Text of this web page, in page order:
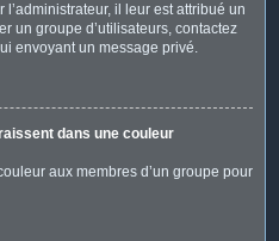
il leur est attribué un
un groupe d’utilisateurs, contactez
envoyant un message privé.
dans une couleur
aux membres d’un groupe pour